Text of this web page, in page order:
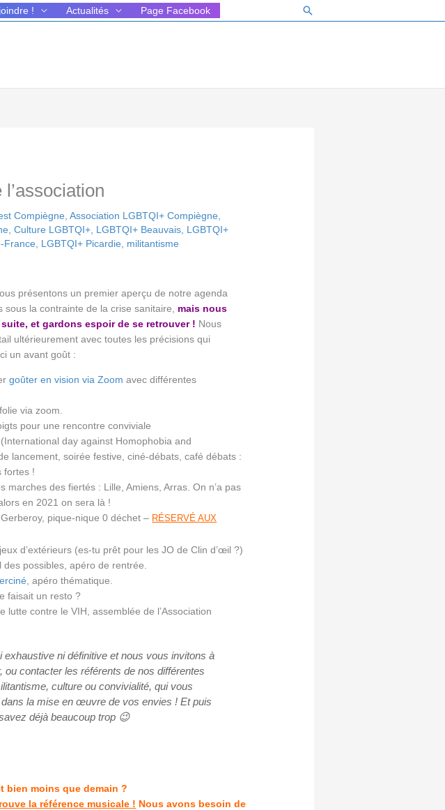
! Actualités Page Facebook Rechercher
Compiègne ,Association LGBTQI+ Compiègne
,Culture LGBTQI+ LGBTQI+ Beauvais LGBTQI+
France LGBTQI+ Picardie militantisme
présentons un premier aperçu de notre agenda
la contrainte de la crise sanitaire, mais nous
et gardons espoir de se retrouver ! Nous
ultérieurement avec toutes les précisions qui
un avant goût :
goûter en vision via Zoom avec différentes
via zoom.
pour une rencontre conviviale
(International day against Homophobia and
lancement, soirée festive, ciné-débats, café débats :
fortes !
marches des fiertés : Lille, Amiens, Arras. On n’a pas
en 2021 on sera là !
pique-nique 0 déchet – RÉSERVÉ AUX
d’extérieurs (es-tu prêt pour les JO de Clin d’œil ?)
des possibles, apéro de rentrée.
, apéro thématique.
faisait un resto ?
lutte contre le VIH, assemblée de l’Association
exhaustive ni définitive et nous vous invitons à
ou contacter les référents de nos différentes
culture ou convivialité, qui vous
la mise en œuvre de vos envies ! Et puis
déjà beaucoup trop 😉
bien moins que demain ?
la référence musicale ! Nous avons besoin de